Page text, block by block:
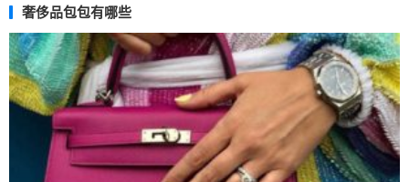
奢侈品包包有哪些